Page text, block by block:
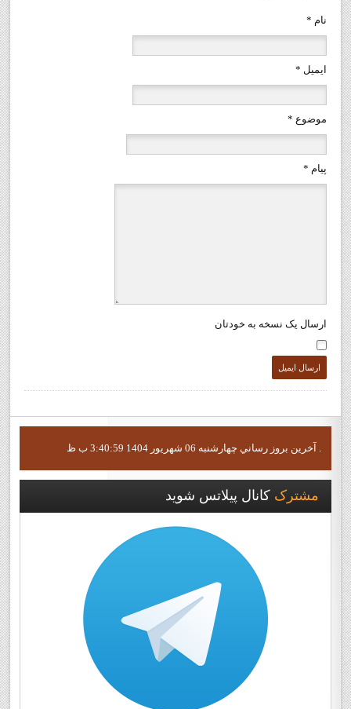
نام *
ایمیل *
موضوع *
پيام *
ارسال يک نسخه به خودتان
ارسال ايميل
مشترککانال پيلاتس شويد